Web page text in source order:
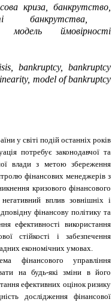
криза, банкрутство,
банкрутства,
модель ймовірності
bankruptcy, bankruptcy
model of bankruptcy
у світі подій останніх років
потребує законодавчої та
влади з метою збереження
фінансових менеджерів з
кризового фінансового
вплив зовнішніх і
фінансову політику та
ефективності використання
стійкості і забезпечення
економічних умовах.
фінансового управління
на будь-які зміни в його
ефективних оцінок ризику
дослідження фінансової